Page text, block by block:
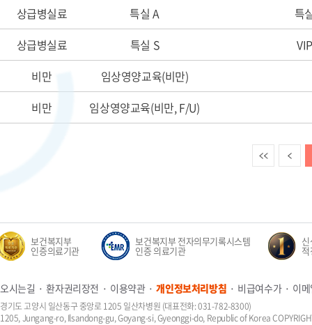
상급병실료
특실 A
특
상급병실료
특실 S
VIP
비만
임상영양교육(비만)
비만
임상영양교육(비만, F/U)
이전
보건복지부
인증의료기관
보건복지부 전자의무기록시스템
인증 의료기관
신생
적정
오시는길 환자권리장전 이용약관 개인정보처리방침 비급여수가 이
경기도 고양시 일산동구 중앙로 1205 일산차병원 (대표전화: 031-782-8300)
1205, Jungang-ro, Ilsandong-gu, Goyang-si, Gyeonggi-do, Republic of Korea